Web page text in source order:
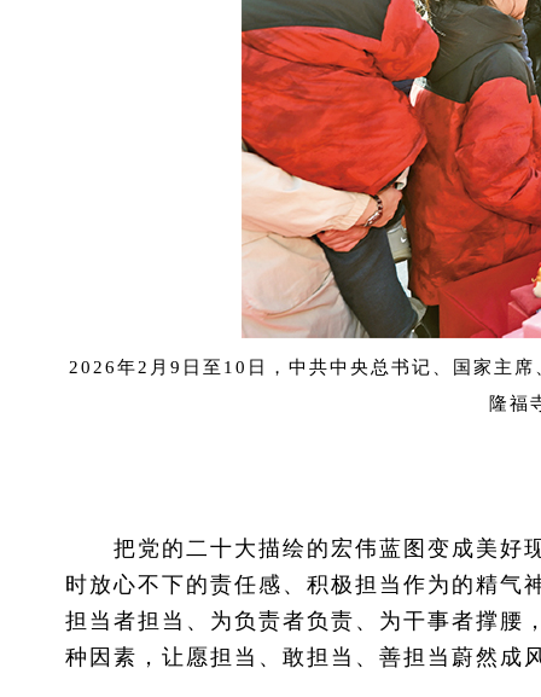
2026年2月9日至10日，中共中央总书记、国家主
隆福
把党的二十大描绘的宏伟蓝图变成美好现
时放心不下的责任感、积极担当作为的精气
担当者担当、为负责者负责、为干事者撑腰
种因素，让愿担当、敢担当、善担当蔚然成